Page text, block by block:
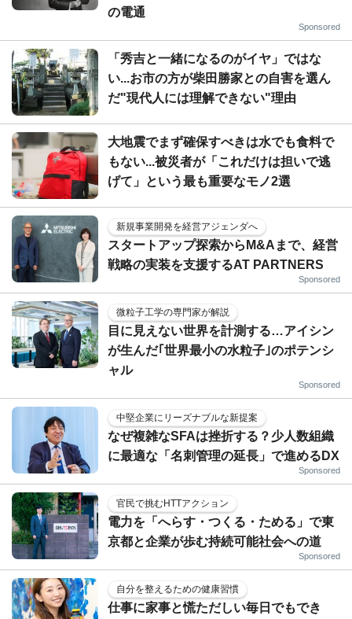
の電通
Sponsored
「秀吉と一緒になるのがイヤ」ではな
い...お市の方が柴田勝家との自害を選ん
だ"現代人には理解できない"理由
大地震でまず確保すべきは水でも食料で
もない...被災者が「これだけは担いで逃
げて」という最も重要なモノ2選
新規事業開発を経営アジェンダへ
スタートアップ探索からM&Aまで、経営
戦略の実装を支援するAT PARTNERS
Sponsored
微粒子工学の専門家が解説
目に見えない世界を計測する…アイシン
が生んだ｢世界最小の水粒子｣のポテンシ
ャル
Sponsored
中堅企業にリーズナブルな新提案
なぜ複雑なSFAは挫折する？少人数組織
に最適な「名刺管理の延長」で進めるDX
Sponsored
官民で挑むHTTアクション
電力を「へらす・つくる・ためる」で東
京都と企業が歩む持続可能社会への道
Sponsored
自分を整えるための健康習慣
仕事に家事と慌ただしい毎日でもでき